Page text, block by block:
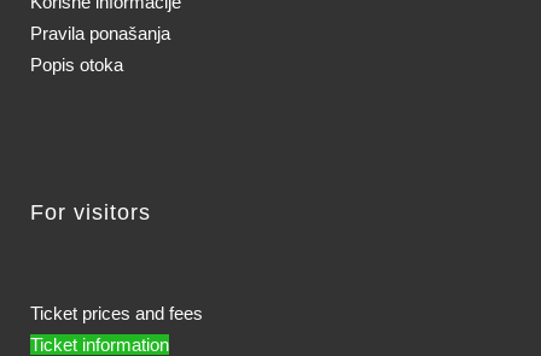
Pravila ponašanja
Popis otoka
For visitors
Ticket prices and fees
Ticket information